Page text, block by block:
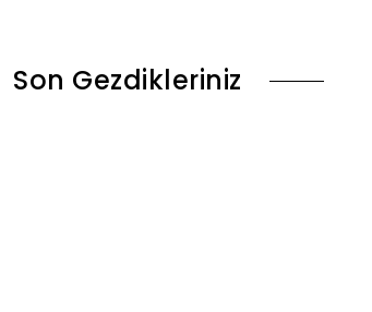
Son Gezdikleriniz